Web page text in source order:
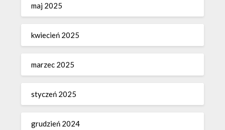
maj 2025
kwiecień 2025
marzec 2025
styczeń 2025
grudzień 2024